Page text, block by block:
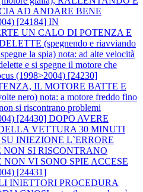
AD ANDARE BENE
[24184] IN
UN CALO DI POTENZA E
(spegnendo e riavviando
la spia) nota: ad alte velocità
e si spegne il motore che
(1998>2004) [24230]
IL MOTORE BATTE E
nero) nota: a motore freddo fino
si riscontrano problemi
[24430] DOPO AVERE
VETTURA 30 MINUTI
INIEZIONE L`ERRORE
SI RISCONTRANO
VI SONO SPIE ACCESE
[24431]
INIETTORI PROCEDURA